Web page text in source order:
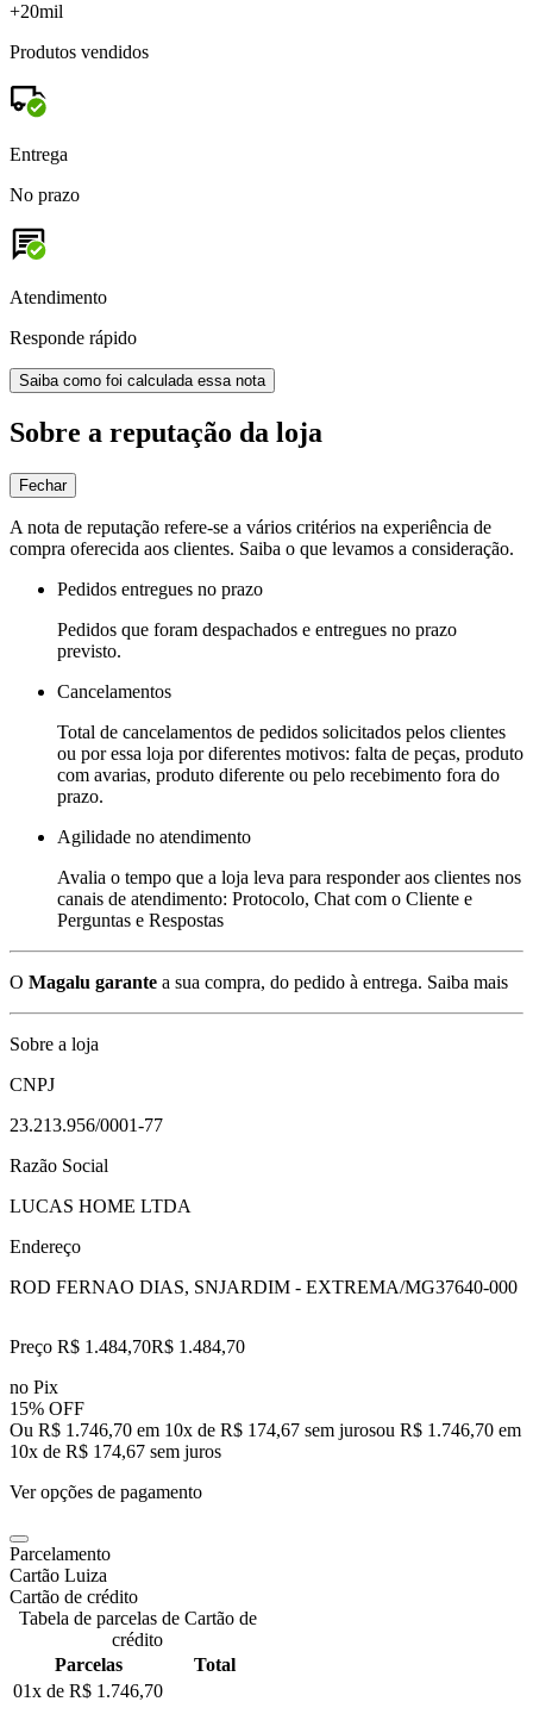
+20mil
Produtos vendidos
Entrega
No prazo
Atendimento
Responde rápido
Saiba como foi calculada essa nota
Sobre a reputação da loja
Fechar
A nota de reputação refere-se a vários critérios na experiência de
compra oferecida aos clientes. Saiba o que levamos a consideração.
Pedidos entregues no prazo
Pedidos que foram despachados e entregues no prazo
previsto.
Cancelamentos
Total de cancelamentos de pedidos solicitados pelos clientes
ou por essa loja por diferentes motivos: falta de peças, produto
com avarias, produto diferente ou pelo recebimento fora do
prazo.
Agilidade no atendimento
Avalia o tempo que a loja leva para responder aos clientes nos
canais de atendimento: Protocolo, Chat com o Cliente e
Perguntas e Respostas
O Magalu garante a sua compra, do pedido à entrega. Saiba mais
Sobre a loja
CNPJ
23.213.956/0001-77
Razão Social
LUCAS HOME LTDA
Endereço
ROD FERNAO DIAS, SNJARDIM - EXTREMA/MG37640-000
Preço R$ 1.484,70R$ 1.484,70
no Pix
15% OFF
Ou R$ 1.746,70 em 10x de R$ 174,67 sem jurosou R$ 1.746,70 em
10x de R$ 174,67 sem juros
Ver opções de pagamento
Parcelamento
Cartão Luiza
Cartão de crédito
Tabela de parcelas de Cartão de
crédito
Parcelas
Total
01x de R$ 1.746,70